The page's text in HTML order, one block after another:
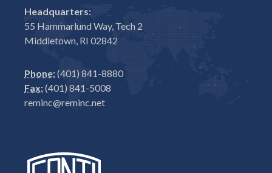
Headquarters:
55 Hammarlund Way, Tech 2
Middletown, RI 02842
Phone:(401) 841-8880
Fax:(401) 841-5008
reminc@reminc.net